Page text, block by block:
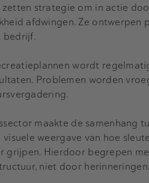
zetten strategie om in actie
afdwingen. Ze ontwerpen
bedrijf.
wordt
Problemen worden
maakte de samenhang
weergave van hoe
grijpen. Hierdoor begrepen
niet door herinneringen.